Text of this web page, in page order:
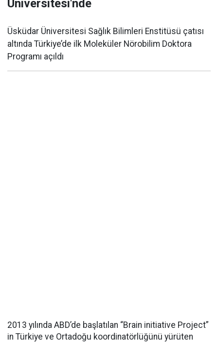
Üniversitesi'nde
Üsküdar Üniversitesi Sağlık Bilimleri Enstitüsü çatısı
altında Türkiye’de ilk Moleküler Nörobilim Doktora
Programı açıldı
2013 yılında ABD’de başlatılan “Brain initiative Project”
in Türkiye ve Ortadoğu koordinatörlüğünü yürüten